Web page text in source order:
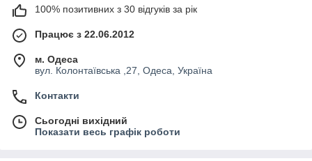
100% позитивних з 30 відгуків за рік
Працює з 22.06.2012
м. Одеса
вул. Колонтаївська ,27, Одеса, Україна
Контакти
Сьогодні вихідний
Показати весь графік роботи